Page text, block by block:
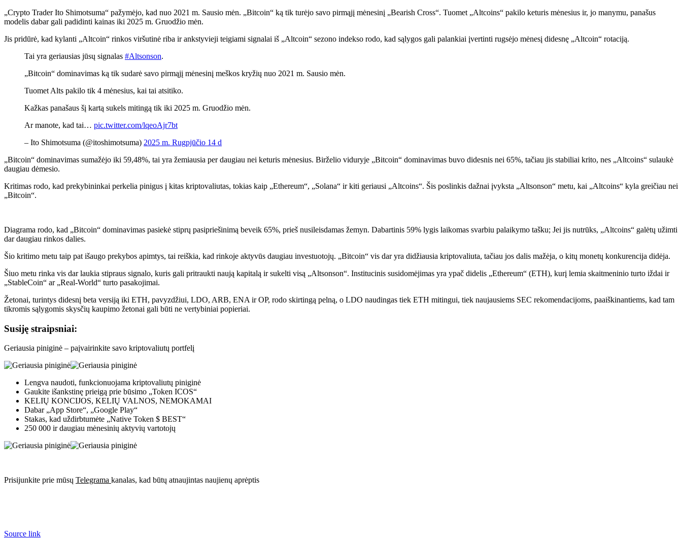
„Crypto Trader Ito Shimotsuma“ pažymėjo, kad nuo 2021 m. Sausio mėn. „Bitcoin“ ką tik turėjo savo pirmąjį mėnesinį „Bearish Cross“. Tuomet „Altcoins“ pakilo keturis mėnesius ir, jo manymu, panašus
modelis dabar gali padidinti kainas iki 2025 m. Gruodžio mėn.
Jis pridūrė, kad kylanti „Altcoin“ rinkos viršutinė riba ir ankstyvieji teigiami signalai iš „Altcoin“ sezono indekso rodo, kad sąlygos gali palankiai įvertinti rugsėjo mėnesį didesnę „Altcoin“ rotaciją.
Tai yra geriausias jūsų signalas #Altsonson.
„Bitcoin“ dominavimas ką tik sudarė savo pirmąjį mėnesinį meškos kryžių nuo 2021 m. Sausio mėn.
Tuomet Alts pakilo tik 4 mėnesius, kai tai atsitiko.
Kažkas panašaus šį kartą sukels mitingą tik iki 2025 m. Gruodžio mėn.
Ar manote, kad tai… pic.twitter.com/lqeoAjr7bt
– Ito Shimotsuma (@itoshimotsuma) 2025 m. Rugpjūčio 14 d
„Bitcoin“ dominavimas sumažėjo iki 59,48%, tai yra žemiausia per daugiau nei keturis mėnesius. Birželio viduryje „Bitcoin“ dominavimas buvo didesnis nei 65%, tačiau jis stabiliai krito, nes „Altcoins“ sulaukė
daugiau dėmesio.
Kritimas rodo, kad prekybininkai perkelia pinigus į kitas kriptovaliutas, tokias kaip „Ethereum“, „Solana“ ir kiti geriausi „Altcoins“. Šis poslinkis dažnai įvyksta „Altsonson“ metu, kai „Altcoins“ kyla greičiau nei
„Bitcoin“.
Diagrama rodo, kad „Bitcoin“ dominavimas pasiekė stiprų pasipriešinimą beveik 65%, prieš nusileisdamas žemyn. Dabartinis 59% lygis laikomas svarbiu palaikymo tašku; Jei jis nutrūks, „Altcoins“ galėtų užimti
dar daugiau rinkos dalies.
Šio kritimo metu taip pat išaugo prekybos apimtys, tai reiškia, kad rinkoje aktyvūs daugiau investuotojų. „Bitcoin“ vis dar yra didžiausia kriptovaliuta, tačiau jos dalis mažėja, o kitų monetų konkurencija didėja.
Šiuo metu rinka vis dar laukia stipraus signalo, kuris gali pritraukti naują kapitalą ir sukelti visą „Altsonson“. Institucinis susidomėjimas yra ypač didelis „Ethereum“ (ETH), kurį lemia skaitmeninio turto iždai ir
„StableCoin“ ar „Real-World“ turto pasakojimai.
Žetonai, turintys didesnį beta versiją iki ETH, pavyzdžiui, LDO, ARB, ENA ir OP, rodo skirtingą pelną, o LDO naudingas tiek ETH mitingui, tiek naujausiems SEC rekomendacijoms, paaiškinantiems, kad tam
tikromis sąlygomis skysčių kaupimo žetonai gali būti ne vertybiniai popieriai.
Susiję straipsniai:
Geriausia piniginė – paįvairinkite savo kriptovaliutų portfelį
Lengva naudoti, funkcionuojama kriptovaliutų piniginė
Gaukite išankstinę prieigą prie būsimo „Token ICOS“
KELIŲ KONCIJOS, KELIŲ VALNOS, NEMOKAMAI
Dabar „App Store“, „Google Play“
Stakas, kad uždirbtumėte „Native Token $ BEST“
250 000 ir daugiau mėnesinių aktyvių vartotojų
Prisijunkite prie mūsų Telegrama kanalas, kad būtų atnaujintas naujienų aprėptis
Source link